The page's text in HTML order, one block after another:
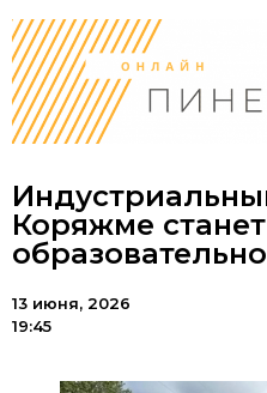
Коряжме
13 июня, 2026
19:45